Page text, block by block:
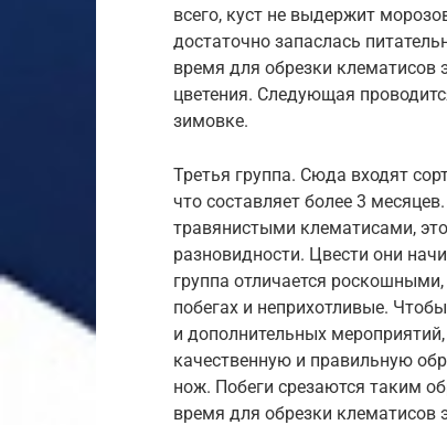
всего, куст не выдержит
достаточно запаслась
время для обрезки клематисов
цветения. Следующая
зимовке.
Третья группа. Сюда входят
что составляет более 3
травянистыми клематисами,
разновидности. Цвести они
группа отличается
побегах и неприхотливые.
и дополнительных
качественную и правильную
нож. Побеги срезаются таким
время для обрезки клематисов